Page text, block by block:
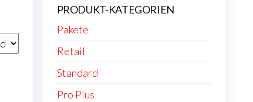
PRODUKT-KATEGORIEN
Pakete
Retail
Standard
Pro Plus